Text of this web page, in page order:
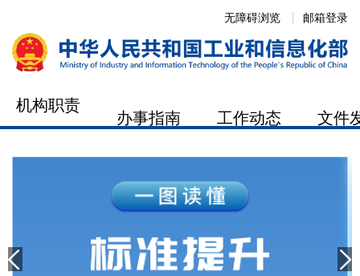
邮箱登录
无障碍浏览
机构职责
办事指南 工作动态 文件